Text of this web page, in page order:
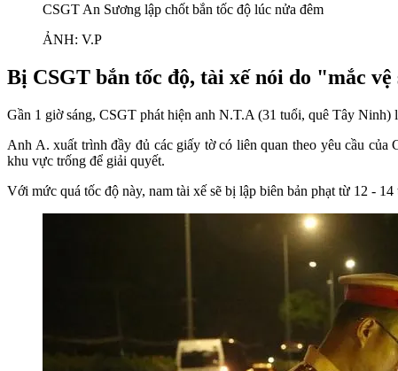
CSGT An Sương lập chốt bắn tốc độ lúc nửa đêm
ẢNH: V.P
Bị CSGT bắn tốc độ, tài xế nói do "mắc
Gần 1 giờ sáng, CSGT phát hiện anh N.T.A (31 tuổi, quê Tây
Anh A. xuất trình đầy đủ các giấy tờ có liên quan theo yêu cầu
khu vực trống để giải quyết.
Với mức quá tốc độ này, nam tài xế sẽ bị lập biên bản phạt từ 12 -